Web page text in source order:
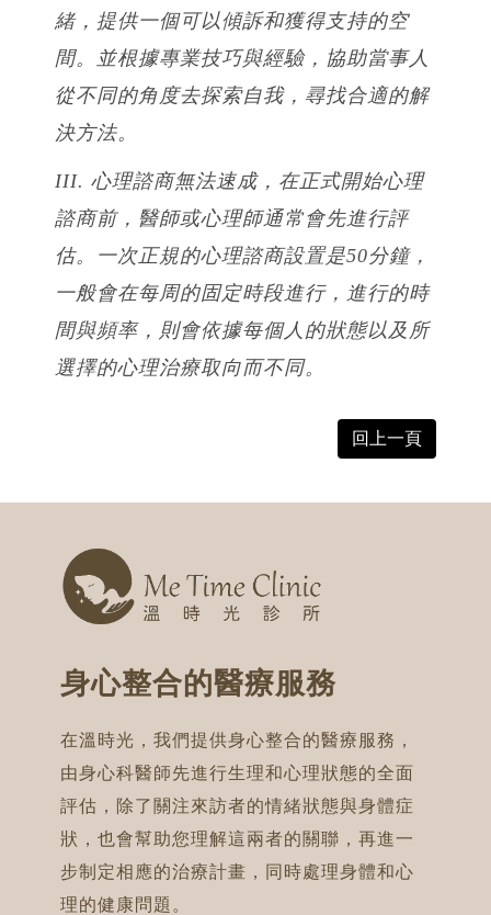
緒，提供一個可以傾訴和獲得支持的空
間。並根據專業技巧與經驗，協助當事人
從不同的角度去探索自我，尋找合適的解
決方法。
III. 心理諮商無法速成，在正式開始心理
諮商前，醫師或心理師通常會先進行評
估。一次正規的心理諮商設置是50分鐘，
一般會在每周的固定時段進行，進行的時
間與頻率，則會依據每個人的狀態以及所
選擇的心理治療取向而不同。
回上一頁
身心整合的醫療服務
在溫時光，我們提供身心整合的醫療服務，
由身心科醫師先進行生理和心理狀態的全面
評估，除了關注來訪者的情緒狀態與身體症
狀，也會幫助您理解這兩者的關聯，再進一
步制定相應的治療計畫，同時處理身體和心
理的健康問題。